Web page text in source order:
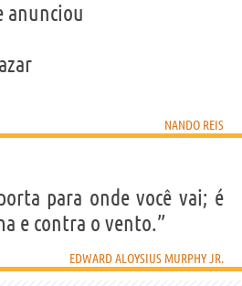
anunciou
NANDO REIS
para onde você vai; é
e contra o vento.”
EDWARD ALOYSIUS MURPHY JR.